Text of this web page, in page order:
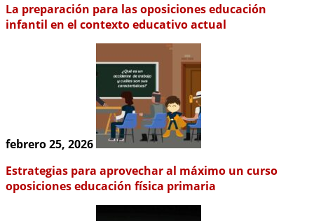
La preparación para las oposiciones educación
infantil en el contexto educativo actual
febrero 25, 2026
Estrategias para aprovechar al máximo un curso
oposiciones educación física primaria